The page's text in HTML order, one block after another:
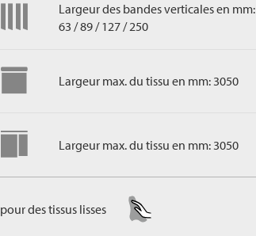
Largeur des bandes verticales en mm:
63 / 89 / 127 / 250
Largeur max. du tissu en mm: 3050
Largeur max. du tissu en mm: 3050
pour des tissus lisses